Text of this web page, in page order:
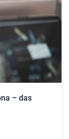
– das